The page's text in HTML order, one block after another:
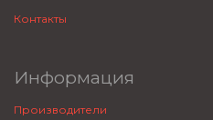
Контакты
Информация
Производители